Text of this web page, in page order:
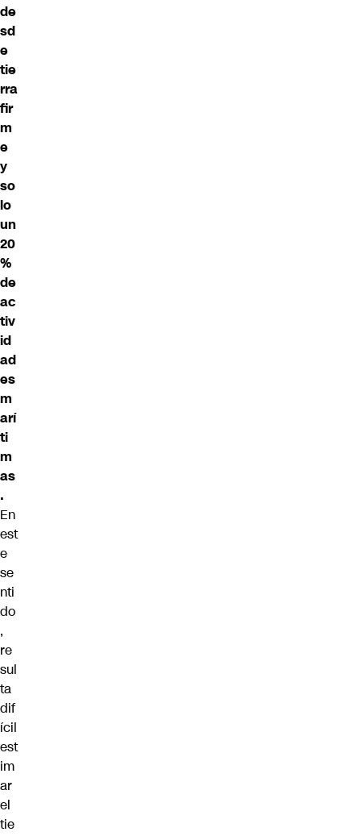
de
sd
e
tie
rra
fir
m
e
y
so
lo
un
20
%
de
ac
tiv
id
ad
es
m
arí
ti
m
as
.
En
est
e
se
nti
do
,
re
sul
ta
dif
ícil
est
im
ar
el
tie